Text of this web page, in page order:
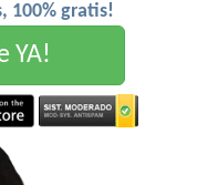
100% gratis!
YA!